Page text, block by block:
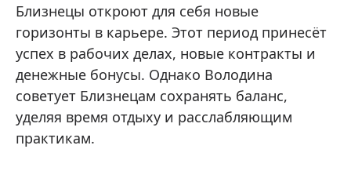
Близнецы откроют для себя новые
горизонты в карьере. Этот период принесёт
успех в рабочих делах, новые контракты и
денежные бонусы. Однако Володина
советует Близнецам сохранять баланс,
уделяя время отдыху и расслабляющим
практикам.